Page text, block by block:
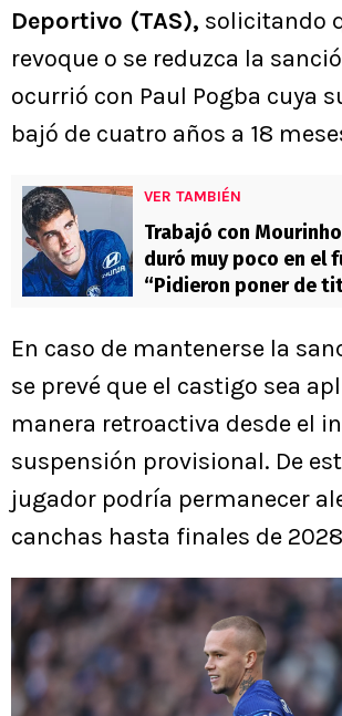
Deportivo (TAS), solicitando
revoque o se reduzca la
ocurrió con Paul Pogba cuya
bajó de cuatro años a 18
VER TAMBIÉN
Trabajó con
duró muy poco en el
“Pidieron poner de
En caso de mantenerse la
se prevé que el castigo sea
manera retroactiva desde el
suspensión provisional. De
jugador podría permanecer
canchas hasta finales de